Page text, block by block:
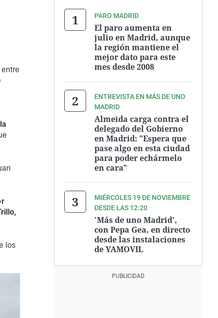
los
PARO MADRID
El paro aumenta en
julio en Madrid, aunque
la región mantiene el
mejor dato para este
mes desde 2008
ENTREVISTA EN MÁS DE UNO
MADRID
Almeida carga contra el
delegado del Gobierno
en Madrid: "Espera que
pase algo en esta ciudad
para poder echármelo
en cara"
MIÉRCOLES 19 DE NOVIEMBRE
DESDE LAS 12:20
'Más de uno Madrid',
con Pepa Gea, en directo
desde las instalaciones
de YAMOVIL